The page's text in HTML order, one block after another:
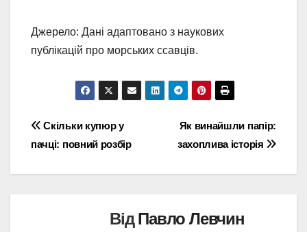
Джерело: Дані адаптовано з наукових
публікацій про морських ссавців.
Навігація
записів
Як винайшли папір:
захоплива історія
Скільки купюр у
пачці: повний розбір
ВідПавло Левчин